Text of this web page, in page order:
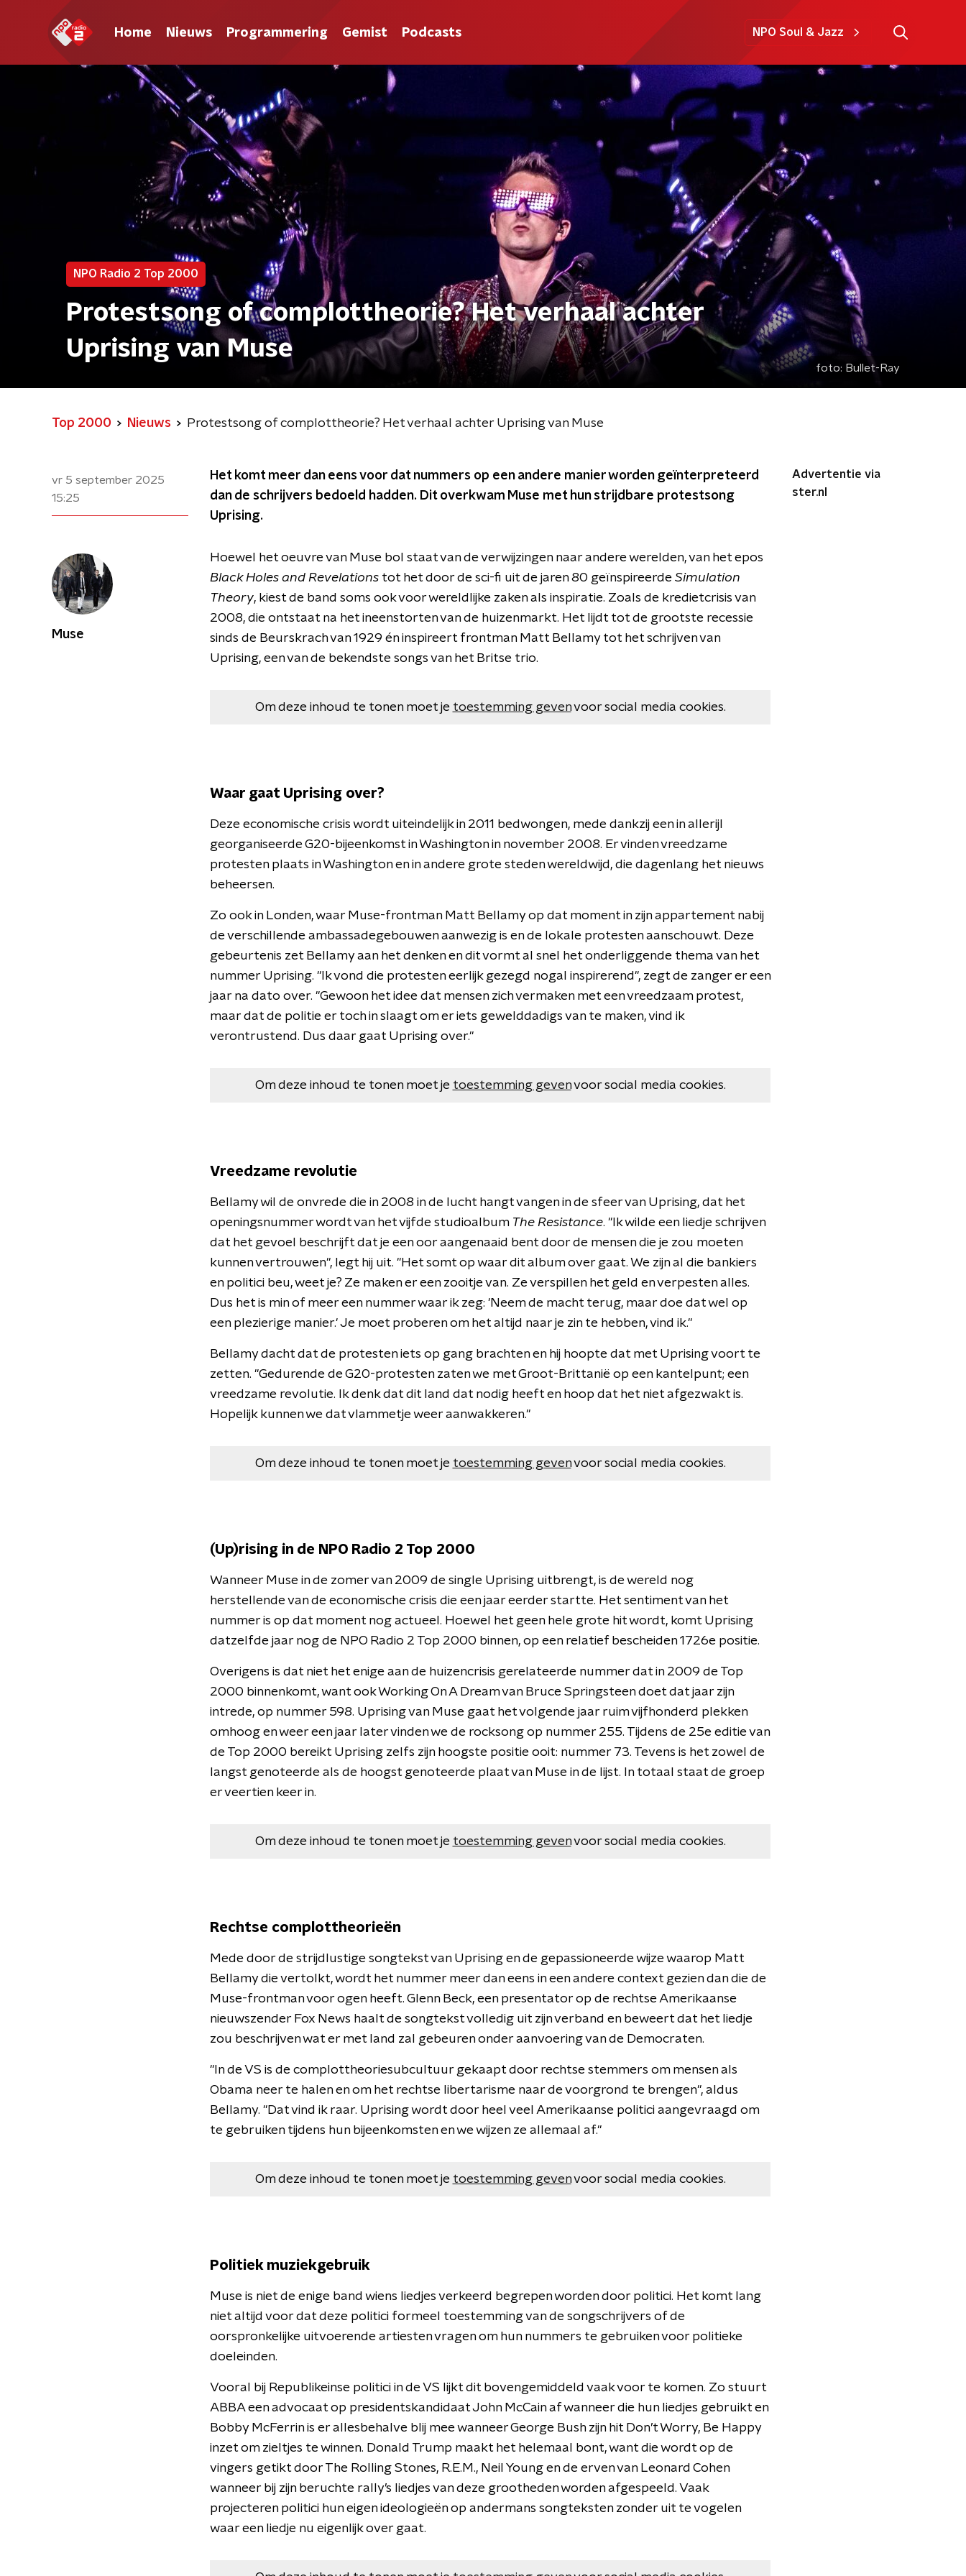
Home Nieuws Programmering Gemist Podcasts NPO Soul & Jazz
NPO Radio 2 Top 2000
Protestsong of complottheorie? Het verhaal achter
Uprising van Muse
foto: Bullet-Ray
Top 2000 Nieuws Protestsong of complottheorie? Het verhaal achter Uprising van Muse
vr 5 september 2025
15:25
Het komt meer dan eens voor dat nummers op een andere manier worden geïnterpreteerd
dan de schrijvers bedoeld hadden. Dit overkwam Muse met hun strijdbare protestsong
Uprising.
Hoewel het oeuvre van Muse bol staat van de verwijzingen naar andere werelden, van het epos
Black Holes and Revelations tot het door de sci-fi uit de jaren 80 geïnspireerde Simulation
Theory, kiest de band soms ook voor wereldlijke zaken als inspiratie. Zoals de kredietcrisis van
2008, die ontstaat na het ineenstorten van de huizenmarkt. Het lijdt tot de grootste recessie
sinds de Beurskrach van 1929 én inspireert frontman Matt Bellamy tot het schrijven van
Uprising, een van de bekendste songs van het Britse trio.
Om deze inhoud te tonen moet je toestemming gevenvoor social media cookies.
Waar gaat Uprising over?
Deze economische crisis wordt uiteindelijk in 2011 bedwongen, mede dankzij een in allerijl
georganiseerde G20-bijeenkomst in Washington in november 2008. Er vinden vreedzame
protesten plaats in Washington en in andere grote steden wereldwijd, die dagenlang het nieuws
beheersen.
Zo ook in Londen, waar Muse-frontman Matt Bellamy op dat moment in zijn appartement nabij
de verschillende ambassadegebouwen aanwezig is en de lokale protesten aanschouwt. Deze
gebeurtenis zet Bellamy aan het denken en dit vormt al snel het onderliggende thema van het
nummer Uprising. "Ik vond die protesten eerlijk gezegd nogal inspirerend", zegt de zanger er een
jaar na dato over. "Gewoon het idee dat mensen zich vermaken met een vreedzaam protest,
maar dat de politie er toch in slaagt om er iets gewelddadigs van te maken, vind ik
verontrustend. Dus daar gaat Uprising over."
Om deze inhoud te tonen moet je toestemming gevenvoor social media cookies.
Vreedzame revolutie
Bellamy wil de onvrede die in 2008 in de lucht hangt vangen in de sfeer van Uprising, dat het
openingsnummer wordt van het vijfde studioalbum The Resistance. "Ik wilde een liedje schrijven
dat het gevoel beschrijft dat je een oor aangenaaid bent door de mensen die je zou moeten
kunnen vertrouwen", legt hij uit. "Het somt op waar dit album over gaat. We zijn al die bankiers
en politici beu, weet je? Ze maken er een zooitje van. Ze verspillen het geld en verpesten alles.
Dus het is min of meer een nummer waar ik zeg: 'Neem de macht terug, maar doe dat wel op
een plezierige manier.' Je moet proberen om het altijd naar je zin te hebben, vind ik."
Bellamy dacht dat de protesten iets op gang brachten en hij hoopte dat met Uprising voort te
zetten. "Gedurende de G20-protesten zaten we met Groot-Brittanië op een kantelpunt; een
vreedzame revolutie. Ik denk dat dit land dat nodig heeft en hoop dat het niet afgezwakt is.
Hopelijk kunnen we dat vlammetje weer aanwakkeren."
Om deze inhoud te tonen moet je toestemming gevenvoor social media cookies.
(Up)rising in de NPO Radio 2 Top 2000
Wanneer Muse in de zomer van 2009 de single Uprising uitbrengt, is de wereld nog
herstellende van de economische crisis die een jaar eerder startte. Het sentiment van het
nummer is op dat moment nog actueel. Hoewel het geen hele grote hit wordt, komt Uprising
datzelfde jaar nog de NPO Radio 2 Top 2000 binnen, op een relatief bescheiden 1726e positie.
Overigens is dat niet het enige aan de huizencrisis gerelateerde nummer dat in 2009 de Top
2000 binnenkomt, want ook Working On A Dream van Bruce Springsteen doet dat jaar zijn
intrede, op nummer 598. Uprising van Muse gaat het volgende jaar ruim vijfhonderd plekken
omhoog en weer een jaar later vinden we de rocksong op nummer 255. Tijdens de 25e editie van
de Top 2000 bereikt Uprising zelfs zijn hoogste positie ooit: nummer 73. Tevens is het zowel de
langst genoteerde als de hoogst genoteerde plaat van Muse in de lijst. In totaal staat de groep
er veertien keer in.
Om deze inhoud te tonen moet je toestemming gevenvoor social media cookies.
Rechtse complottheorieën
Mede door de strijdlustige songtekst van Uprising en de gepassioneerde wijze waarop Matt
Bellamy die vertolkt, wordt het nummer meer dan eens in een andere context gezien dan die de
Muse-frontman voor ogen heeft. Glenn Beck, een presentator op de rechtse Amerikaanse
nieuwszender Fox News haalt de songtekst volledig uit zijn verband en beweert dat het liedje
zou beschrijven wat er met land zal gebeuren onder aanvoering van de Democraten.
"In de VS is de complottheoriesubcultuur gekaapt door rechtse stemmers om mensen als
Obama neer te halen en om het rechtse libertarisme naar de voorgrond te brengen", aldus
Bellamy. "Dat vind ik raar. Uprising wordt door heel veel Amerikaanse politici aangevraagd om
te gebruiken tijdens hun bijeenkomsten en we wijzen ze allemaal af."
Om deze inhoud te tonen moet je toestemming gevenvoor social media cookies.
Politiek muziekgebruik
Muse is niet de enige band wiens liedjes verkeerd begrepen worden door politici. Het komt lang
niet altijd voor dat deze politici formeel toestemming van de songschrijvers of de
oorspronkelijke uitvoerende artiesten vragen om hun nummers te gebruiken voor politieke
doeleinden.
Vooral bij Republikeinse politici in de VS lijkt dit bovengemiddeld vaak voor te komen. Zo stuurt
ABBA een advocaat op presidentskandidaat John McCain af wanneer die hun liedjes gebruikt en
Bobby McFerrin is er allesbehalve blij mee wanneer George Bush zijn hit Don’t Worry, Be Happy
inzet om zieltjes te winnen. Donald Trump maakt het helemaal bont, want die wordt op de
vingers getikt door The Rolling Stones, R.E.M., Neil Young en de erven van Leonard Cohen
wanneer bij zijn beruchte rally’s liedjes van deze grootheden worden afgespeeld. Vaak
projecteren politici hun eigen ideologieën op andermans songteksten zonder uit te vogelen
waar een liedje nu eigenlijk over gaat.
Advertentie via
ster.nl
Muse